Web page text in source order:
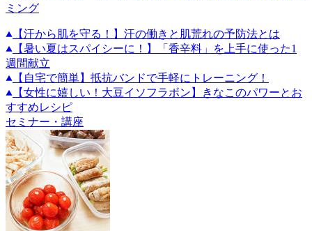
ミング
【汗から肌を守る！】汗の働きと肌荒れの予防法とは
【暑い夏はスパイシーに！】「香辛料」を上手に使った1
週間献立
【自宅で簡単】抵抗バンドで手軽にトレーニング！
【女性に嬉しい！大豆イソフラボン】きなこのパワーとお
すすめレシピ
セミナー・講座